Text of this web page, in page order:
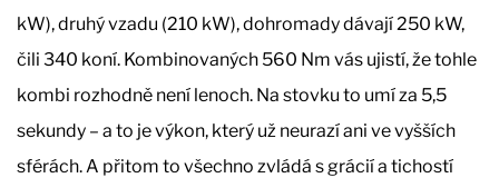
kW), druhý vzadu (210 kW), dohromady dávají 250 kW,
čili 340 koní. Kombinovaných 560 Nm vás ujistí, že tohle
kombi rozhodně není lenoch. Na stovku to umí za 5,5
sekundy – a to je výkon, který už neurazí ani ve vyšších
sférách. A přitom to všechno zvládá s grácií a tichostí